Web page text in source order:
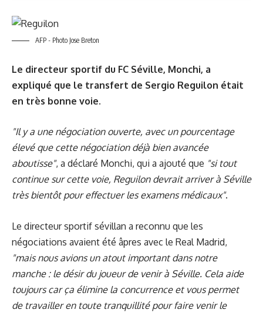
AFP - Photo Jose Breton
Le directeur sportif du FC Séville, Monchi, a
expliqué que le transfert de Sergio Reguilon était
en très bonne voie.
"Il y a une négociation ouverte, avec un pourcentage
élevé que cette négociation déjà bien avancée
aboutisse", a déclaré Monchi, qui a ajouté que "si tout
continue sur cette voie, Reguilon devrait arriver à Séville
très bientôt pour effectuer les examens médicaux".
Le directeur sportif sévillan a reconnu que les
négociations avaient été âpres avec le Real Madrid,
"mais nous avions un atout important dans notre
manche : le désir du joueur de venir à Séville. Cela aide
toujours car ça élimine la concurrence et vous permet
de travailler en toute tranquillité pour faire venir le